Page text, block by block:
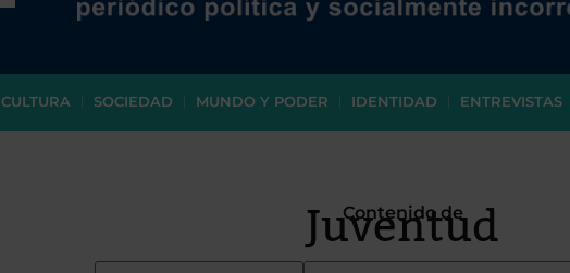
CULTURA SOCIEDAD MUNDO Y PODER IDENTIDAD ENTREVISTAS
Contenido de
Juventud